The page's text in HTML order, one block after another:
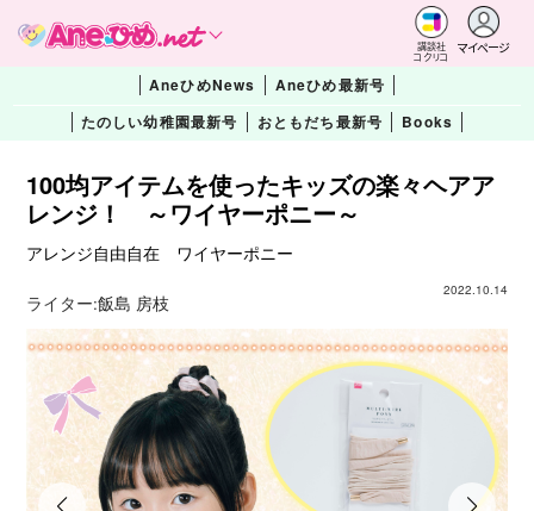
講談社
コクリコ
マイページ
AneひめNews
Aneひめ最新号
たのしい幼稚園最新号
おともだち最新号 Books
100均アイテムを使ったキッズの楽々ヘアア
レンジ！ ～ワイヤーポニー～
アレンジ自由自在 ワイヤーポニー
2022.10.14
ライター:飯島 房枝